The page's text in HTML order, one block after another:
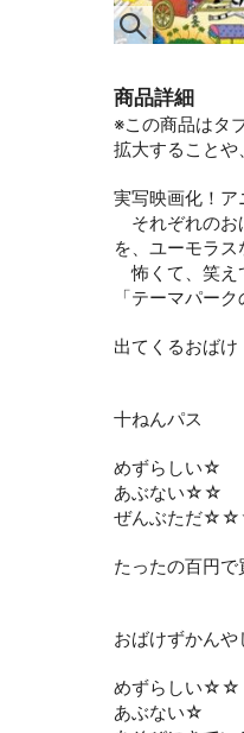
商品詳細
※この商品はタ
拡大することや
実写映画化！ア
それぞれのお
を、ユーモラス
怖くて、笑え
「テーマパー
出てくるおばけ
十ねんパス
めずらしい☆
あぶない☆☆
ぜんぶただ
たったの百円
おばけずかん
めずらしい☆☆
あぶない☆